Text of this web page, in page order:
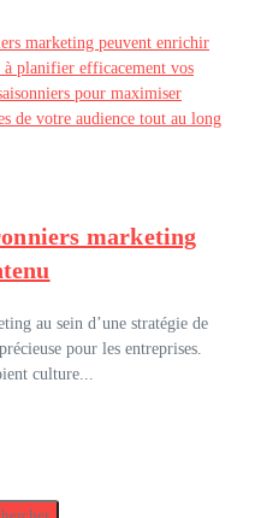
marketing
au sein d’une stratégie de
pour les entreprises.
culture...